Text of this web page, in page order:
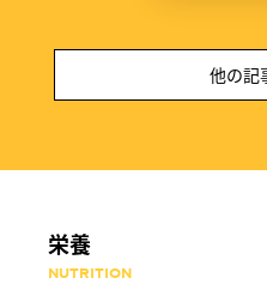
他の記
栄養
NUTRITION